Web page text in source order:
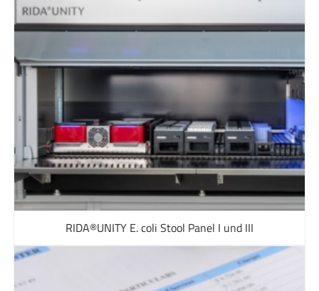
RIDA®UNITY E. coli Stool Panel I und III